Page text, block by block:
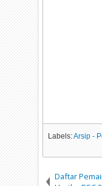
Labels:Arsip -
Daftar